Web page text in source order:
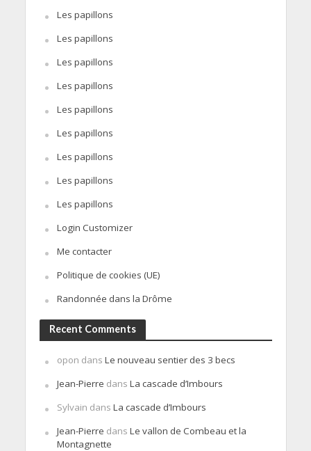
Les papillons
Les papillons
Les papillons
Les papillons
Les papillons
Les papillons
Les papillons
Les papillons
Les papillons
Login Customizer
Me contacter
Politique de cookies (UE)
Randonnée dans la Drôme
Recent Comments
opon dans Le nouveau sentier des 3 becs
Jean-Pierre dans La cascade d’Imbours
Sylvain dans La cascade d’Imbours
Jean-Pierre dans Le vallon de Combeau et la
Montagnette